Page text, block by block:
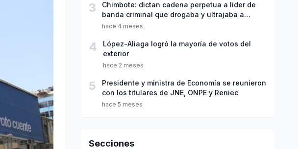
3
Chimbote: dictan cadena perpetua a líder de
banda criminal que drogaba y ultrajaba a
jóvenes
hace 4 meses
4
López-Aliaga logró la mayoría de votos del
exterior
hace 2 meses
5
Presidente y ministra de Economía se reunieron
con los titulares de JNE, ONPE y Reniec
hace 5 meses
Secciones